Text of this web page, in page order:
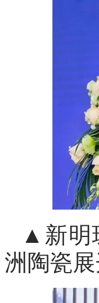
▲新明
洲陶瓷